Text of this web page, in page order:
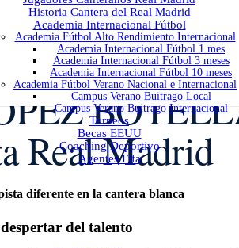
Historia Cantera del Real Madrid
Academia Internacional Fútbol
Academia Fútbol Alto Rendimiento Internacional
Academia Internacional Fútbol 1 mes
Academia Internacional Fútbol 3 meses
Academia Internacional Fútbol 10 meses
Academia Fútbol Verano Nacional e Internacional
Campus Verano Buitrago Local
Campus Verano Buitrago Internacional
Torneos
Becas EEUU
Coaching Deportivo
Agentes Fifa
Real Madrid
diferente en la cantera blanca
del talento